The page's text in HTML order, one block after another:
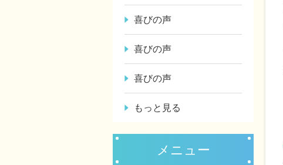
喜びの声
喜びの声
喜びの声
もっと見る
メニュー